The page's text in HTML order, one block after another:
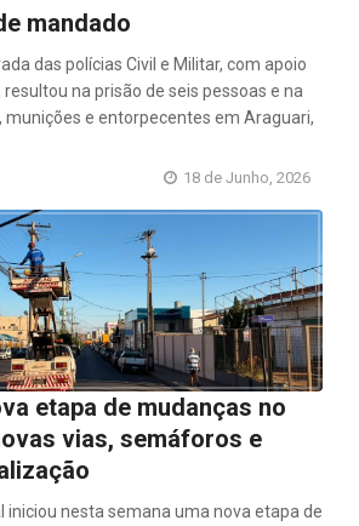
mandado
das polícias Civil e Militar, com apoio
na prisão de seis pessoas e na
munições e entorpecentes em Araguari,
18 de Junho, 2026
etapa de mudanças no
vias, semáforos e
iniciou nesta semana uma nova etapa de